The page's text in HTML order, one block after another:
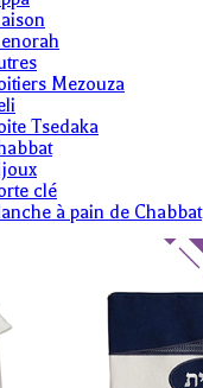
Mezouza
Tsedaka
clé
à pain de Chabbat